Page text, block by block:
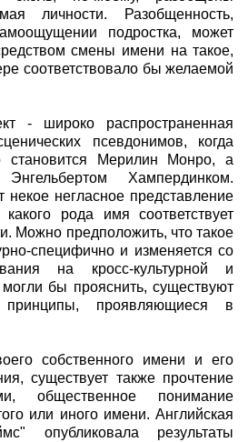
личности. Разобщенность,
подростка, может
смены имени на такое,
соответствовало бы желаемой
- широко распространенная
псевдонимов, когда
Мерилин Монро, а
Хампердинком.
некое негласное представление
рода имя соответствует
Можно предположить, что такое
специфично и изменяется со
на кросс-культурной и
могли бы прояснить, существуют
принципы, проявляющиеся в
собственного имени и его
существует также прочтение
общественное понимание
или иного имени. Английская
опубликовала результаты